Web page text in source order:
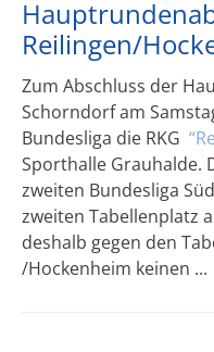
Reilingen/
Zum Abschluss der
Schorndorf am
Bundesliga die RKG
Sporthalle Grauhalde.
zweiten Bundesliga
zweiten Tabellenplatz
deshalb gegen den
/Hockenheim keinen ...